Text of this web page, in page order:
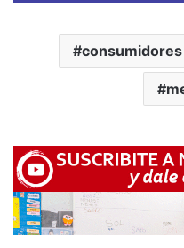
consumidores